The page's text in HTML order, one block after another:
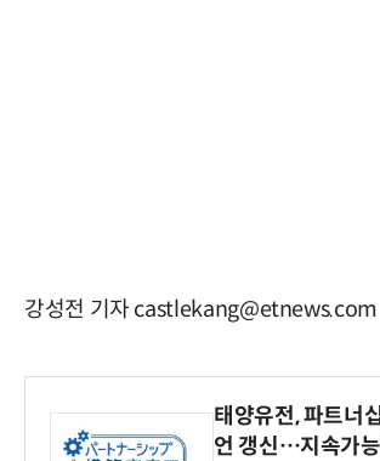
강성전 기자 castlekang@etnews.com
태양유전, 파트너
언 갱신…지속가